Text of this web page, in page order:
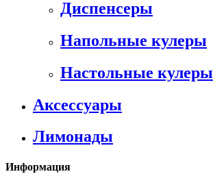
Диспенсеры
Напольные кулеры
Настольные кулеры
Аксессуары
Лимонады
Информация